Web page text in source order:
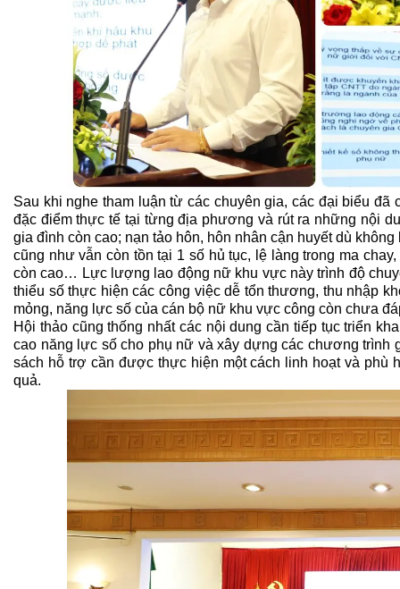
Sau khi nghe tham luận từ các chuyên gia, các đại biểu
đặc điểm thực tế tại từng địa phương và rút ra những nội
gia đình còn cao; nạn tảo hôn, hôn nhân cận huyết dù
cũng như vẫn còn tồn tại 1 số hủ tục, lệ làng trong ma
còn cao… Lực lượng lao động nữ khu vực này trình độ
thiểu số thực hiện các công việc dễ tổn thương, thu nhập
mỏng, năng lực số của cán bộ nữ khu vực công còn chưa
Hội thảo cũng thống nhất các nội dung cần tiếp tục triển
cao năng lực số cho phụ nữ và xây dựng các chương trình
sách hỗ trợ cần được thực hiện một cách linh hoạt và phù
quả.